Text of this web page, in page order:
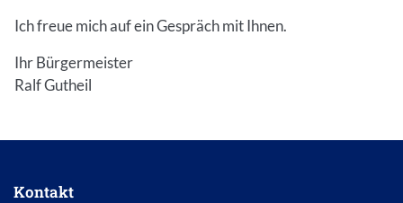
Ich freue mich auf ein Gespräch mit Ihnen.
Ihr Bürgermeister
Ralf Gutheil
Kontakt